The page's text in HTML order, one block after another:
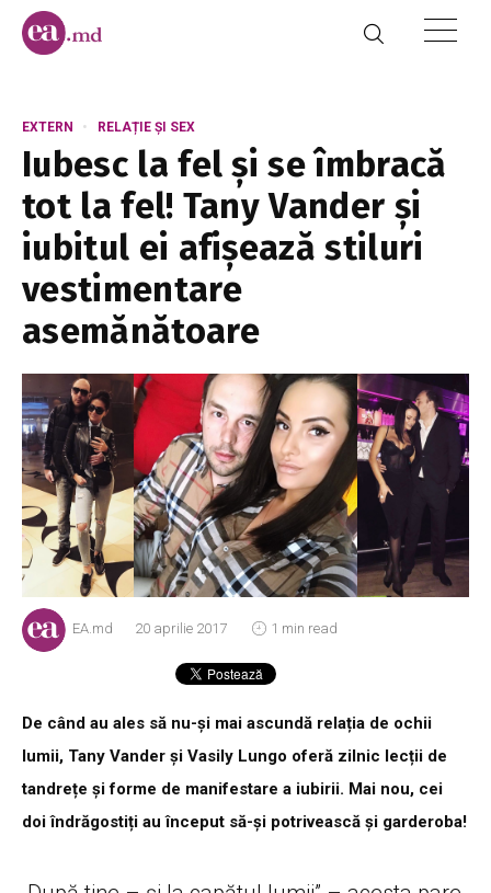
EXTERN RELAȚIE ȘI SEX
Iubesc la fel și se îmbracă
tot la fel! Tany Vander și
iubitul ei afișează stiluri
vestimentare
asemănătoare
EA.md 20 aprilie 2017 1 min read
De când au ales să nu-și mai ascundă relația de ochii
lumii, Tany Vander și Vasily Lungo oferă zilnic lecții de
tandrețe și forme de manifestare a iubirii. Mai nou, cei
doi îndrăgostiți au început să-și potrivească și garderoba!